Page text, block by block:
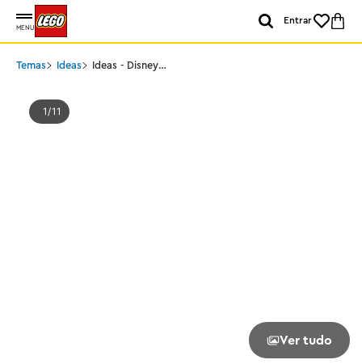
MENU
Entrar
Temas Ideas
Ideas - Disney
1 11
Ver tudo